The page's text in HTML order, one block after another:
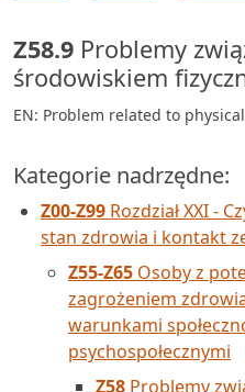
Z58.9 Problemy
środowiskiem
EN: Problem related to
Kategorie nadrzędne:
Z00-Z99 Rozdział XXI -
stan zdrowia i kontakt
Z55-Z65 Osoby z
zagrożeniem
warunkami
psychospołecznymi
Z58 Problemy